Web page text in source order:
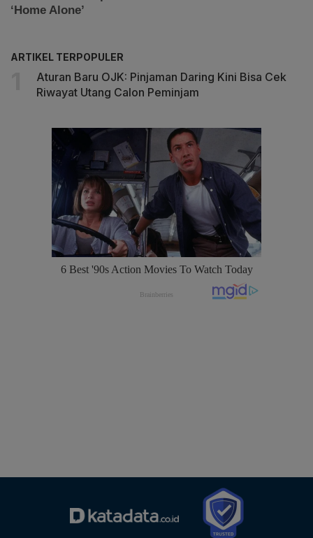
ARTIKEL TERPOPULER
Aturan Baru OJK: Pinjaman Daring Kini Bisa Cek
Riwayat Utang Calon Peminjam